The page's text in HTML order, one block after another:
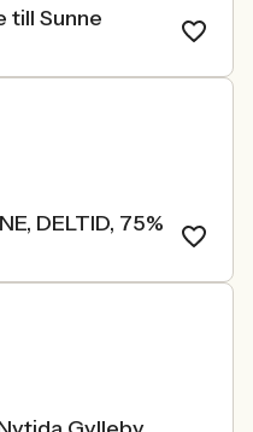
till Sunne
DELTID, 75%